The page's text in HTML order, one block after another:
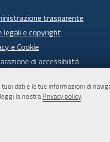
dati e le tue informazioni di
la nostra Privacy policy.
trasparente
legali e copyright
e Cookie
di accessibilità